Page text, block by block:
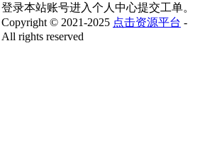
登录本站账号进入个人中心提交工单。
Copyright © 2021-2025 点击资源平台 -
All rights reserved